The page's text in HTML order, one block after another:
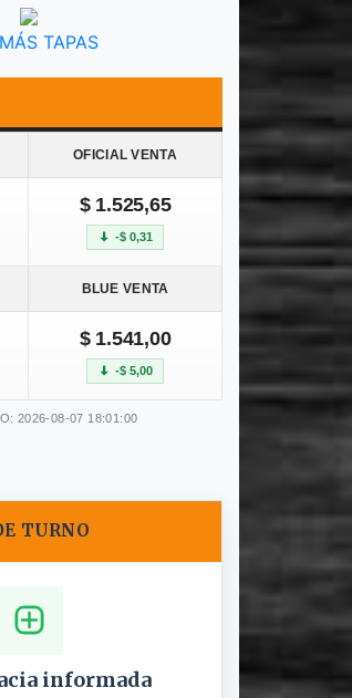
TAPAS
OFICIAL VENTA
$ 1.525,65
-$ 0,31
BLUE VENTA
$ 1.541,00
-$ 5,00
2026-08-07 18:01:00
TURNO
informada